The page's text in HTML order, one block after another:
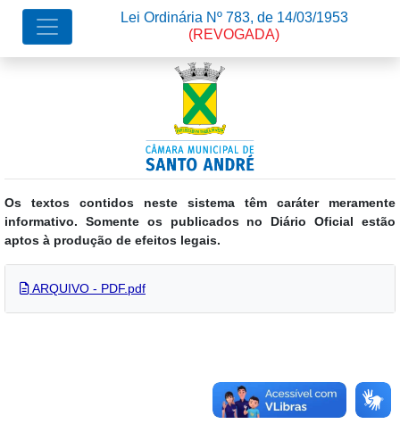
Os textos contidos neste sistema têm caráter meramente
informativo. Somente os publicados no Diário Oficial estão
aptos à produção de efeitos legais.
Lei Ordinária Nº 783, de 14/03/1953
(REVOGADA)
ARQUIVO - PDF.pdf